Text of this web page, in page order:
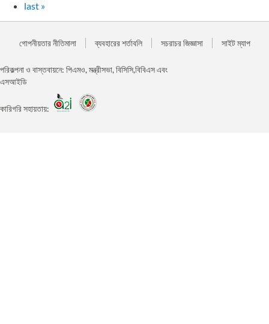
last »
গোপনীয়তার নীতিমালা ব্যবহারের শর্তাবলি সচরাচর জিজ্ঞাসা সাইট ম্যাপ
পরিকল্পনা ও বাস্তবায়নে: পিএমও, মন্ত্রীসভা, বিসিসি,বিবিএস এবং
এসআইডি
কারিগরি সহায়তায়: